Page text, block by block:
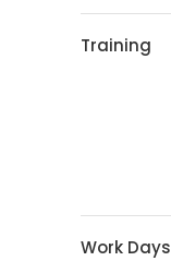
Training
Work Days